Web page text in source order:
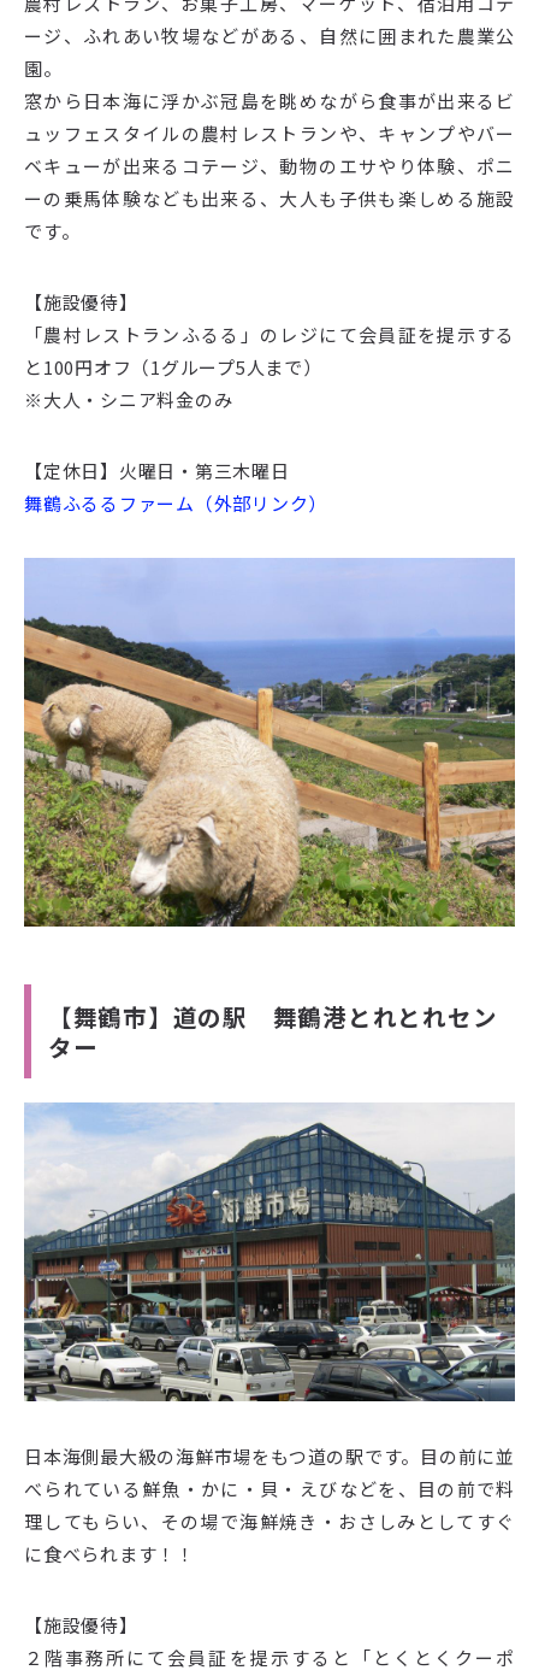
ージ、ふれあい牧場などがある、自然に囲まれた農業公
園。
窓から日本海に浮かぶ冠島を眺めながら食事が出来るビ
ュッフェスタイルの農村レストランや、キャンプやバー
ベキューが出来るコテージ、動物のエサやり体験、ポニ
ーの乗馬体験なども出来る、大人も子供も楽しめる施設
です。
【施設優待】
「農村レストランふるる」のレジにて会員証を提示する
と100円オフ（1グループ5人まで）
※大人・シニア料金のみ
【定休日】火曜日・第三木曜日
舞鶴ふるるファーム（外部リンク）
【舞鶴市】道の駅 舞鶴港とれとれセン
ター
日本海側最大級の海鮮市場をもつ道の駅です。目の前に並
べられている鮮魚・かに・貝・えびなどを、目の前で料
理してもらい、その場で海鮮焼き・おさしみとしてすぐ
に食べられます！！
【施設優待】
２階事務所にて会員証を提示すると「とくとくクーポ